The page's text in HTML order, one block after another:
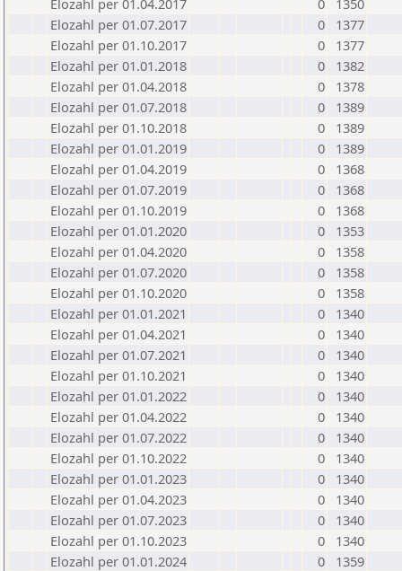
Elozahl per 01.04.2017
0
1350
Elozahl per 01.07.2017
0
1377
Elozahl per 01.10.2017
0
1377
Elozahl per 01.01.2018
0
1382
Elozahl per 01.04.2018
0
1378
Elozahl per 01.07.2018
0
1389
Elozahl per 01.10.2018
0
1389
Elozahl per 01.01.2019
0
1389
Elozahl per 01.04.2019
0
1368
Elozahl per 01.07.2019
0
1368
Elozahl per 01.10.2019
0
1368
Elozahl per 01.01.2020
0
1353
Elozahl per 01.04.2020
0
1358
Elozahl per 01.07.2020
0
1358
Elozahl per 01.10.2020
0
1358
Elozahl per 01.01.2021
0
1340
Elozahl per 01.04.2021
0
1340
Elozahl per 01.07.2021
0
1340
Elozahl per 01.10.2021
0
1340
Elozahl per 01.01.2022
0
1340
Elozahl per 01.04.2022
0
1340
Elozahl per 01.07.2022
0
1340
Elozahl per 01.10.2022
0
1340
Elozahl per 01.01.2023
0
1340
Elozahl per 01.04.2023
0
1340
Elozahl per 01.07.2023
0
1340
Elozahl per 01.10.2023
0
1340
Elozahl per 01.01.2024
0
1359